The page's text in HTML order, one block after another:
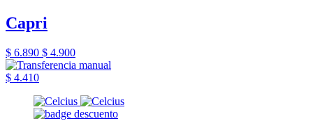
Capri
$ 6.890 $ 4.900
$ 4.410